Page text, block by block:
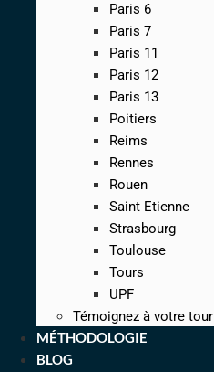
Paris 6
Paris 7
Paris 11
Paris 12
Paris 13
Poitiers
Reims
Rennes
Rouen
Saint Etienne
Strasbourg
Toulouse
Tours
UPF
Témoignez à votre tour
MÉTHODOLOGIE
BLOG